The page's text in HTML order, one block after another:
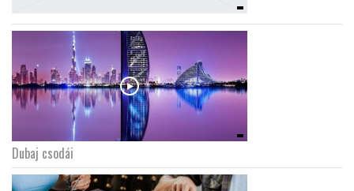
Dubaj csodái